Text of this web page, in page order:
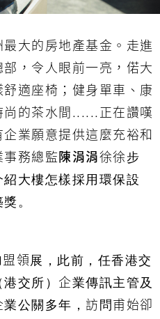
大的房地產基金。走進
，令人眼前一亮，偌大
適座椅；健身單車、康
尚的茶水間......正在讚嘆
業願意提供這麼充裕和
務總監 陳涓涓徐徐步
大樓怎樣採用環保設
。
領展，此前，任香港交
交所）企業傳訊主管及
公關多年，訪問甫始卻